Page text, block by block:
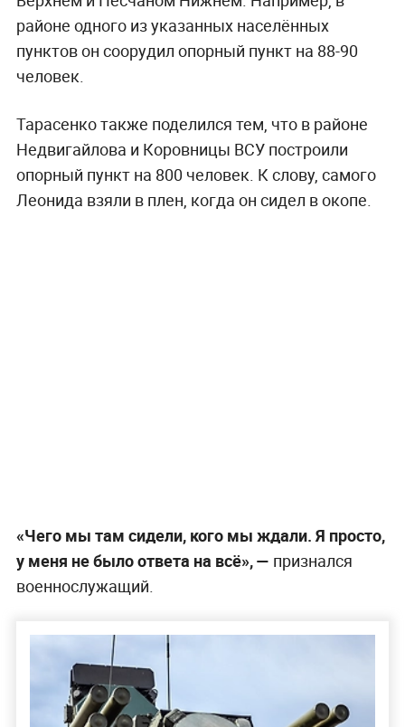
районе одного из указанных населённых
пунктов он соорудил опорный пункт на 88-90
человек.
Тарасенко также поделился тем, что в районе
Недвигайлова и Коровницы ВСУ построили
опорный пункт на 800 человек. К слову, самого
Леонида взяли в плен, когда он сидел в окопе.
«Чего мы там сидели, кого мы ждали. Я просто,
у меня не было ответа на всё», — признался
военнослужащий.